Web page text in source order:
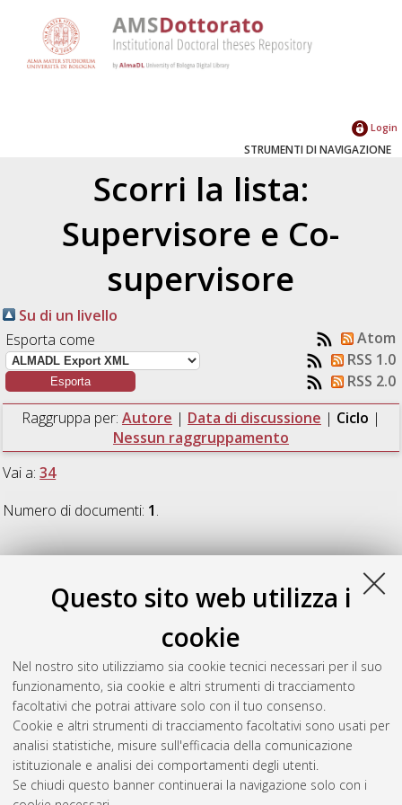
Questo sito web utilizza i
cookie
Nel nostro sito utilizziamo sia cookie tecnici necessari per il suo
funzionamento, sia cookie e altri strumenti di tracciamento
facoltativi che potrai attivare solo con il tuo consenso.
Cookie e altri strumenti di tracciamento facoltativi sono usati per
analisi statistiche, misure sull'efficacia della comunicazione
istituzionale e analisi dei comportamenti degli utenti.
Se chiudi questo banner continuerai la navigazione solo con i
Login
STRUMENTI DI NAVIGAZIONE
Scorri la lista:
Supervisore e Co-
supervisore
Su di un livello
Esporta come
Atom
RSS 1.0
RSS 2.0
Raggruppa per: Autore | Data di discussione | Ciclo |
Nessun raggruppamento
Vai a:34
Numero di documenti: 1.
34
Zedda, Ilaria Maria(2023)Rethinking the block. The 1970s
European discourses on the city and the IBA Berlin 1979-87
[Dissertation thesis], Alma Mater Studiorum Università di
Bologna. Dottorato di ricerca inArchitettura e culture del
progetto, 34 Ciclo.
Questa lista e' stata generata il Wed Aug 5 20:44:36 2026